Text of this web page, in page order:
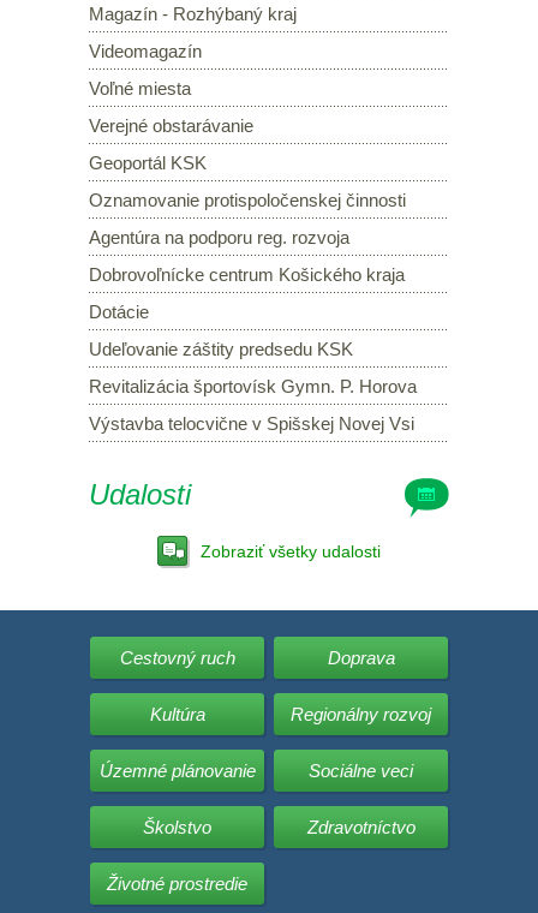
Magazín - Rozhýbaný kraj
Videomagazín
Voľné miesta
Verejné obstarávanie
Geoportál KSK
Oznamovanie protispoločenskej činnosti
Agentúra na podporu reg. rozvoja
Dobrovoľnícke centrum Košického kraja
Dotácie
Udeľovanie záštity predsedu KSK
Revitalizácia športovísk Gymn. P. Horova
Výstavba telocvične v Spišskej Novej Vsi
Udalosti
Zobraziť všetky udalosti
Cestovný ruch Doprava
Kultúra Regionálny rozvoj
Územné plánovanie Sociálne veci
Školstvo Zdravotníctvo
Životné prostredie